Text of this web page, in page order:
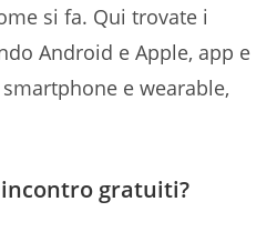
si fa. Qui trovate i
Android e Apple, app e
e wearable,
gratuiti?